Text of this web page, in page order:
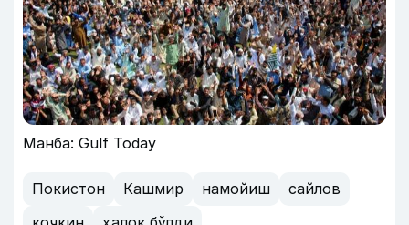
Манба: Gulf Today
Покистон Кашмир намойиш
сайлов